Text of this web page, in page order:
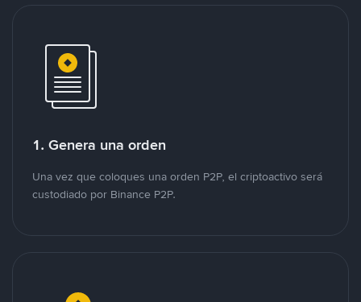
1. Genera una orden
Una vez que coloques una orden P2P, el criptoactivo será
custodiado por Binance P2P.